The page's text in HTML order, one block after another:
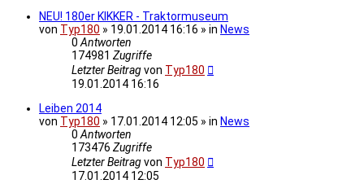
NEU! 180er KIKKER - Traktormuseum
von Typ180 » 19.01.2014 16:16 » in News
0Antworten
174981 Zugriffe
Letzter Beitragvon Typ180
19.01.2014 16:16
Leiben 2014
von Typ180 » 17.01.2014 12:05 » in News
0Antworten
173476 Zugriffe
Letzter Beitragvon Typ180
17.01.2014 12:05